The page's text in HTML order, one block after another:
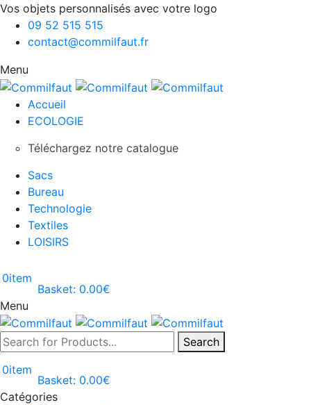
Vos objets personnalisés avec votre logo
09 52 515 515
contact@commilfaut.fr
Menu
Accueil
ECOLOGIE
Téléchargez notre catalogue
Sacs
Bureau
Technologie
Textiles
LOISIRS
0item
Basket: 0.00€
Menu
Search
0item
Basket: 0.00€
Catégories